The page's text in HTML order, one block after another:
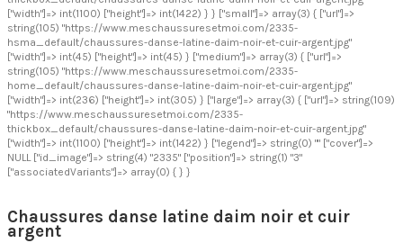
["width"]=> int(1100) ["height"]=> int(1422) } } ["small"]=> array(3) { ["url"]=>
string(105) "https://www.meschaussuresetmoi.com/2335-
hsma_default/chaussures-danse-latine-daim-noir-et-cuir-argent.jpg"
["width"]=> int(45) ["height"]=> int(45) } ["medium"]=> array(3) { ["url"]=>
string(105) "https://www.meschaussuresetmoi.com/2335-
home_default/chaussures-danse-latine-daim-noir-et-cuir-argent.jpg"
["width"]=> int(236) ["height"]=> int(305) } ["large"]=> array(3) { ["url"]=> string(109)
"https://www.meschaussuresetmoi.com/2335-
thickbox_default/chaussures-danse-latine-daim-noir-et-cuir-argent.jpg"
["width"]=> int(1100) ["height"]=> int(1422) } ["legend"]=> string(0) "" ["cover"]=>
NULL ["id_image"]=> string(4) "2335" ["position"]=> string(1) "3"
["associatedVariants"]=> array(0) { } }
Chaussures danse latine daim noir et cuir
argent